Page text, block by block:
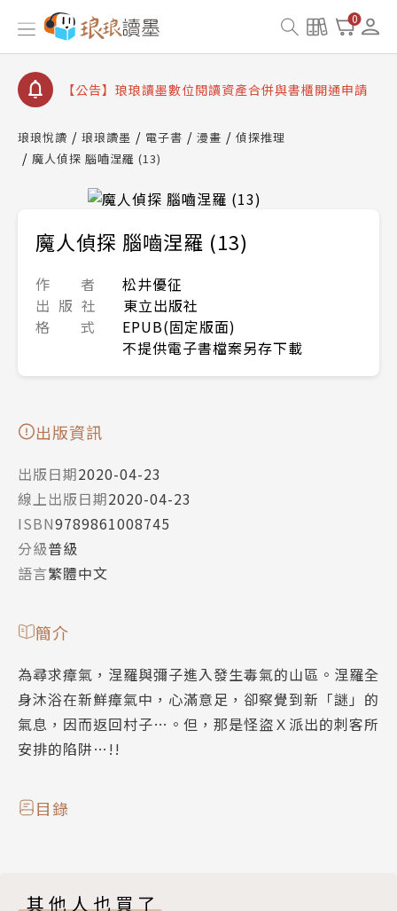
0
【公告】琅琅書店服務升級重要說明及資產合併結果
查詢
【公告】8/10、8/13 行動網路降速演練提醒
【公告】琅琅讀墨數位閱讀資產合併與書櫃開通申請
【公告】琅琅讀墨 3 分鐘完成書櫃開通與資產合併申
請圖文教學
【公告】琅琅書店服務升級重要說明及資產合併結果
查詢
【公告】8/10、8/13 行動網路降速演練提醒
琅琅悅讀 琅琅讀墨 電子書 漫畫
偵探推理
魔人偵探 腦嚙涅羅 (13)
魔人偵探 腦嚙涅羅 (13)
作 者
松井優征
出 版 社
東立出版社
格 式
EPUB(固定版面)
不提供電子書檔案另存下載
出版資訊
出版日期2020-04-23
線上出版日期2020-04-23
ISBN9789861008745
分級普級
語言繁體中文
簡介
為尋求瘴氣，涅羅與彌子進入發生毒氣的山區。涅羅全
身沐浴在新鮮瘴氣中，心滿意足，卻察覺到新「謎」的
氣息，因而返回村子…。但，那是怪盜Ｘ派出的刺客所
安排的陷阱…!!
目錄
其他人也買了